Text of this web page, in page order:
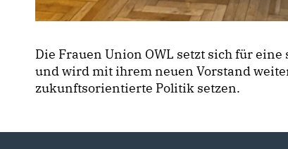
Die Frauen Union OWL setzt sich für
und wird mit ihrem neuen Vorstand
zukunftsorientierte Politik setzen.